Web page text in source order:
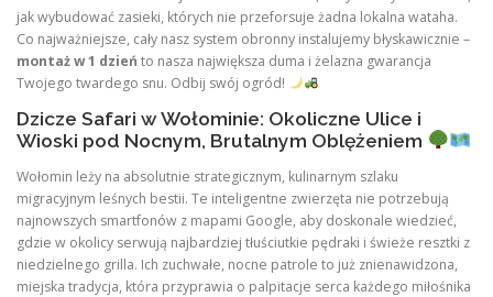
jak wybudować zasieki, których nie przeforsuje żadna lokalna wataha.
Co najważniejsze, cały nasz system obronny instalujemy błyskawicznie –
montaż w 1 dzień to nasza największa duma i żelazna gwarancja
Twojego twardego snu. Odbij swój ogród!
Dzicze Safari w Wołominie: Okoliczne Ulice i
Wioski pod Nocnym, Brutalnym Oblężeniem
Wołomin leży na absolutnie strategicznym, kulinarnym szlaku
migracyjnym leśnych bestii. Te inteligentne zwierzęta nie potrzebują
najnowszych smartfonów z mapami Google, aby doskonale wiedzieć,
gdzie w okolicy serwują najbardziej tłuściutkie pędraki i świeże resztki z
niedzielnego grilla. Ich zuchwałe, nocne patrole to już znienawidzona,
miejska tradycja, która przyprawia o palpitacje serca każdego miłośnika